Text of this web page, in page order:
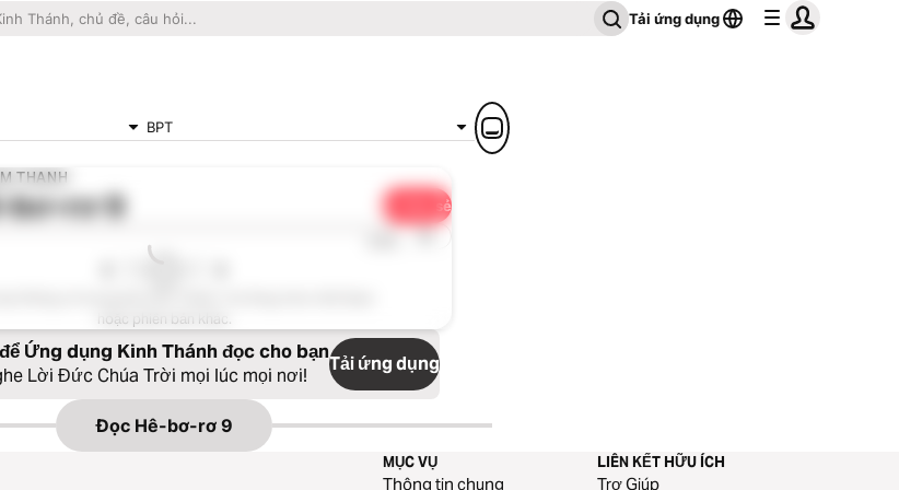
Tải ứng dụng
BPT
THANH
bơ-rơ 9 Chia sẻ
1x
hoặc phiên bản khác.
Ứng dụng Kinh Thánh đọc cho bạn
Lời Đức Chúa Trời mọi lúc mọi nơi! Tải ứng dụng
Đọc Hê-bơ-rơ 9
MỤC VỤ
Thông tin chung
LIÊN KẾT HỮU ÍCH
Trợ Giúp